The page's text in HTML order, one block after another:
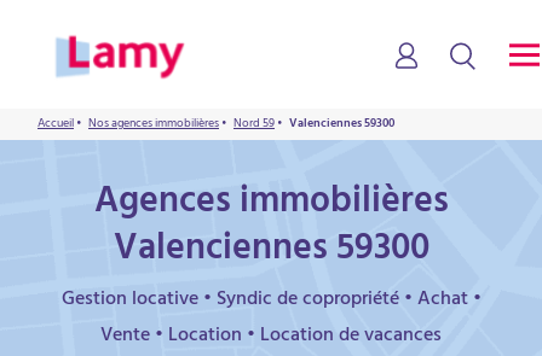
Accueil• Nos agences immobilières• Nord 59• Valenciennes 59300
Agences immobilières
Valenciennes 59300
Gestion locative • Syndic de copropriété • Achat •
Vente • Location • Location de vacances